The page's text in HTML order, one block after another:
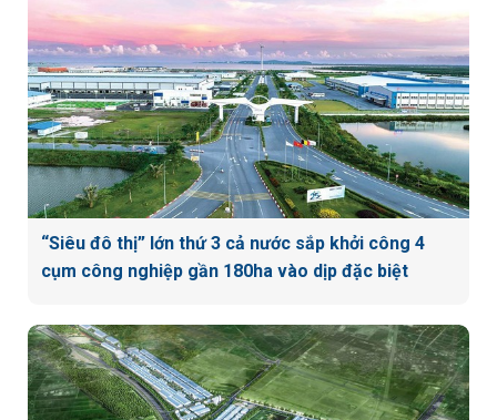
“Siêu đô thị” lớn thứ 3 cả nước sắp khởi công 4
cụm công nghiệp gần 180ha vào dịp đặc biệt